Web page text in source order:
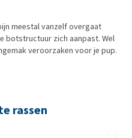
meestal vanzelf overgaat
botstructuur zich aanpast. Wel
veroorzaken voor je pup.
rassen